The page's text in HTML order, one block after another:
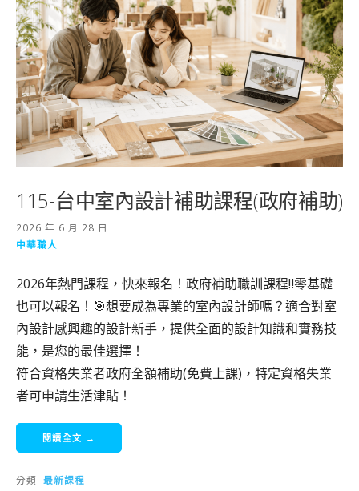
115-台中室內設計補助課程(政府補助)
2026 年 6 月 28 日
中華職人
2026年熱門課程，快來報名！政府補助職訓課程‼️零基礎
也可以報名！🎯想要成為專業的室內設計師嗎？適合對室
內設計感興趣的設計新手，提供全面的設計知識和實務技
能，是您的最佳選擇！
符合資格失業者政府全額補助(免費上課)，特定資格失業
者可申請生活津貼！
閱讀全文 →
分類: 最新課程